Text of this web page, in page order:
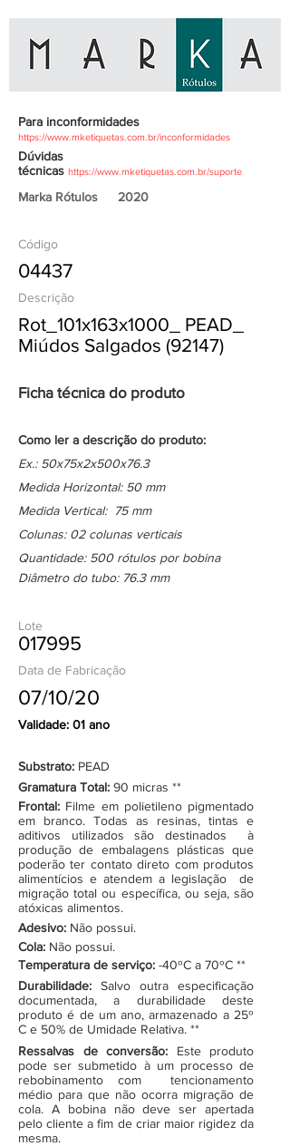
Para inconformidades
https://www.mketiquetas.com.br/inconformidades
Dúvidas
técnicas https://www.mketiquetas.com.br/suporte
Marka Rótulos 2020
Código
04437
Descrição
Rot_101x163x1000_ PEAD_
Miúdos Salgados (92147)
Ficha técnica do produto
Como ler a descrição do produto:
Ex.: 50x75x2x500x76.3
Medida Horizontal: 50 mm
Medida Vertical: 75 mm
Colunas: 02 colunas verticais
Quantidade: 500 rótulos por bobina
Diâmetro do tubo: 76.3 mm
Lote
017995
Data de Fabricação
07/10/20
Validade: 01 ano
Substrato: PEAD
Gramatura Total: 90 micras **
Frontal: Filme em polietileno pigmentado
em branco. Todas as resinas, tintas e
aditivos utilizados são destinados à
produção de embalagens plásticas que
poderão ter contato direto com produtos
alimentícios e atendem a legislação de
migração total ou específica, ou seja, são
atóxicas alimentos.
Adesivo: Não possui.
Cola: Não possui.
Temperatura de serviço: -40ºC a 70ºC **
Durabilidade: Salvo outra especificação
documentada, a durabilidade deste
produto é de um ano, armazenado a 25º
C e 50% de Umidade Relativa. **
Ressalvas de conversão: Este produto
pode ser submetido à um processo de
rebobinamento com tencionamento
médio para que não ocorra migração de
cola. A bobina não deve ser apertada
pelo cliente a fim de criar maior rigidez da
mesma.